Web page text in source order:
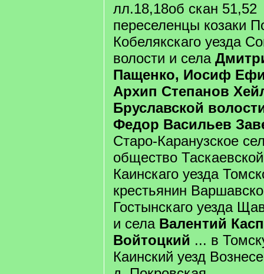
лл.18,18об скан 51,52
переселенцы козаки
Кобелякскаго уезда
волости и села
Пащенко, Иосиф
Архип Степанов
Бруславской
Федор Васильев
Старо-Каранузское
общество
Каинскаго уезда
крестьянин
Гостынскаго уезда
и села Валентий
Войтоцкий ... в
Каинский уезд